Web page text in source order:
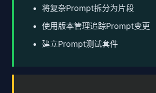
将复杂Prompt拆分为片段
使用版本管理追踪Prompt变更
建立Prompt测试套件